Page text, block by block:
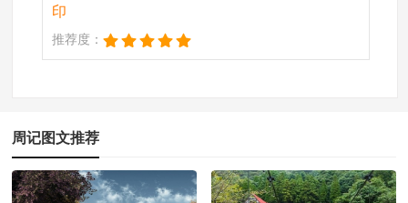
印
推荐度：
周记图文推荐